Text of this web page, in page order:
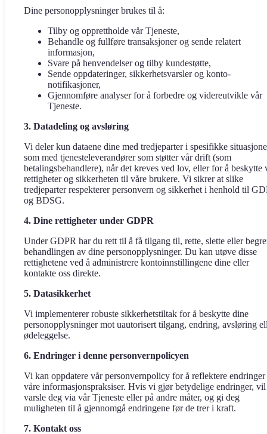
Dine personopplysninger brukes til å:
Tilby og opprettholde vår Tjeneste,
Behandle og fullføre transaksjoner og sende relatert
informasjon,
Svare på henvendelser og tilby kundestøtte,
Sende oppdateringer, sikkerhetsvarsler og konto-
notifikasjoner,
Gjennomføre analyser for å forbedre og videreutvikle vår
Tjeneste.
3. Datadeling og avsløring
Vi deler kun dataene dine med tredjeparter i spesifikke
som med tjenesteleverandører som støtter vår drift (som
betalingsbehandlere), når det kreves ved lov, eller for å beskytte
rettigheter og sikkerheten til våre brukere. Vi sikrer at slike
tredjeparter respekterer personvern og sikkerhet i henhold til
og BDSG.
4. Dine rettigheter under GDPR
Under GDPR har du rett til å få tilgang til, rette, slette eller
behandlingen av dine personopplysninger. Du kan utøve disse
rettighetene ved å administrere kontoinnstillingene dine eller
kontakte oss direkte.
5. Datasikkerhet
Vi implementerer robuste sikkerhetstiltak for å beskytte dine
personopplysninger mot uautorisert tilgang, endring, avsløring
ødeleggelse.
6. Endringer i denne personvernpolicyen
Vi kan oppdatere vår personvernpolicy for å reflektere
våre informasjonspraksiser. Hvis vi gjør betydelige endringer,
varsle deg via vår Tjeneste eller på andre måter, og gi deg
muligheten til å gjennomgå endringene før de trer i kraft.
7. Kontakt oss